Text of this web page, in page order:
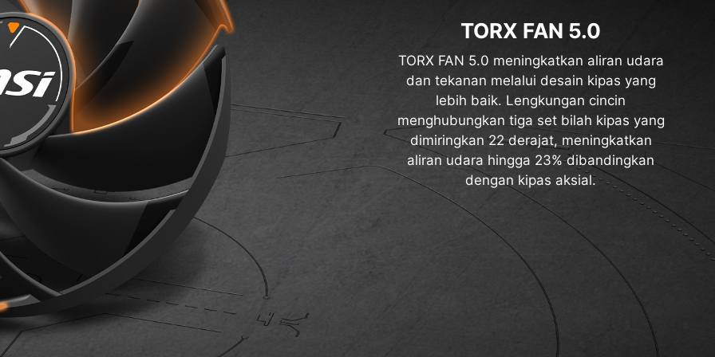
TORX FAN 5.0
TORX FAN 5.0 meningkatkan aliran udara
dan tekanan melalui desain kipas yang
lebih baik. Lengkungan cincin
menghubungkan tiga set bilah kipas yang
dimiringkan 22 derajat, meningkatkan
aliran udara hingga 23% dibandingkan
dengan kipas aksial.